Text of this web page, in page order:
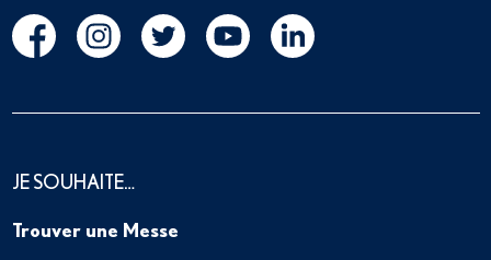
JE SOUHAITE…
Trouver une Messe